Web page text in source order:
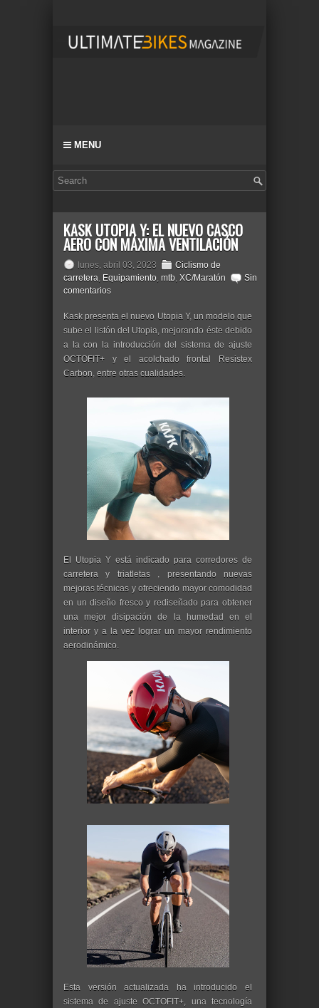
MENU
KASK UTOPIA Y: EL NUEVO CASCO
AERO CON MÁXIMA VENTILACIÓN
lunes, abril 03, 2023
Ciclismo de
carretera, Equipamiento, mtb, XC/Maratón
Sin
comentarios
Kask presenta el nuevo Utopia Y, un modelo que
sube el listón del Utopia, mejorando éste debido
a la con la introducción del sistema de ajuste
OCTOFIT+ y el acolchado frontal Resistex
Carbon, entre otras cualidades.
El Utopia Y está indicado para corredores de
carretera y triatletas , presentando nuevas
mejoras técnicas y ofreciendo mayor comodidad
en un diseño fresco y rediseñado para obtener
una mejor disipación de la humedad en el
interior y a la vez lograr un mayor rendimiento
aerodinámico.
Esta versión actualizada ha introducido el
sistema de ajuste OCTOFIT+, una tecnología